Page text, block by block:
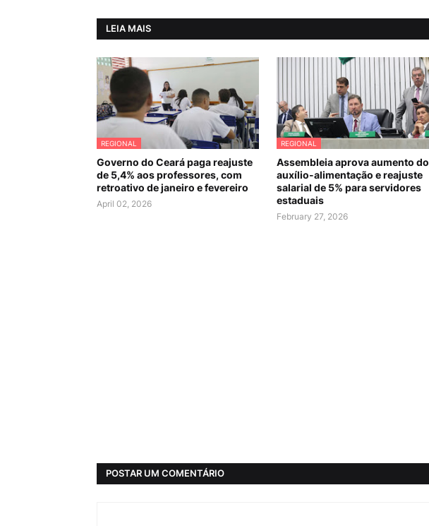
LEIA MAIS
REGIONAL
Governo do Ceará paga reajuste
de 5,4% aos professores, com
retroativo de janeiro e fevereiro
April 02, 2026
REGIONAL
Assembleia aprova aumento do
auxílio-alimentação e reajuste
salarial de 5% para servidores
estaduais
February 27, 2026
POSTAR UM COMENTÁRIO